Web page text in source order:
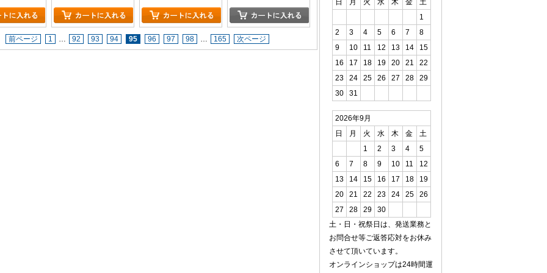
前ページ 1 … 92 93 94 95 96 97 98 … 165 次ページ
日 月 火 水 木 金
土
1
2
3 4 5 6 7
8
9
10 11 12 13 14
15
16
17 18 19 20 21
22
23
24 25 26 27 28
29
30
31
2026年9月
日
月 火 水 木 金
土
1
2 3 4
5
6
7 8 9 10 11
12
13
14 15 16 17 18
19
20
21 22 23 24 25
26
27
28 29
30
土・日・祝祭日は、発送業務と
お問合せ等ご返答応対をお休み
させて頂いています。
オンラインショップは24時間運